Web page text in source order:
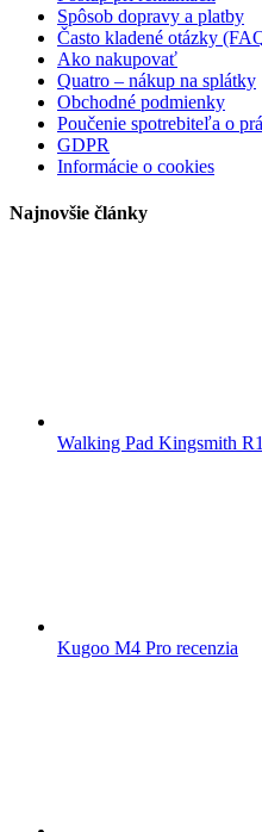
Spôsob dopravy a platby
Často kladené otázky
Ako nakupovať
Quatro – nákup na splátky
Obchodné podmienky
Poučenie spotrebiteľa o
GDPR
Informácie o cookies
Najnovšie články
Walking Pad Kingsmith
Kugoo M4 Pro recenzia